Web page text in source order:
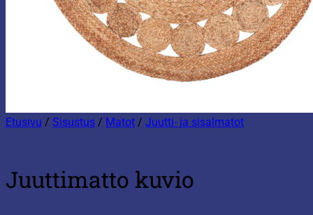
Etusivu / Sisustus / Matot / Juutti- ja sisalmatot
Juuttimatto kuvio